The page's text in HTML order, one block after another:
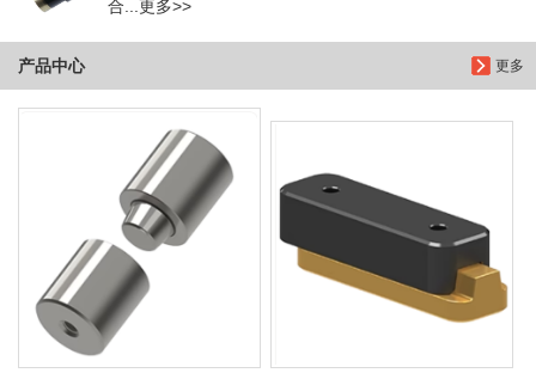
合...更多>>
更多
产品中心